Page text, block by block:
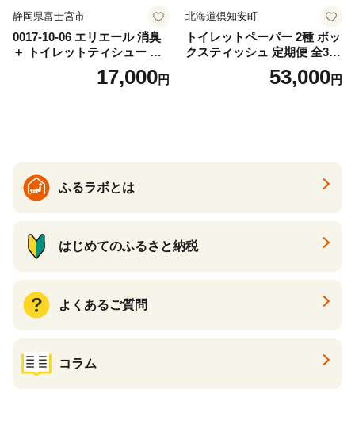
静岡県富士宮市
0017-10-06 エリエール 消臭
＋ トイレットティシュー し
っかり香るフレッシュクリア
の香り ダブル 12ロール×6パ
17,000円
北海道倶知安町
トイレットペーパー 2種 ボッ
クスティッシュ 定期便 全3
回 日本製 まとめ買い 防災
常備品 日用雑貨 消耗品 生活
53,000円
ふるラボとは
はじめてのふるさと納税
よくあるご質問
コラム